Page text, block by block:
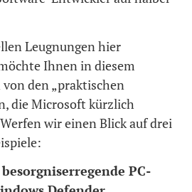
Leugnungen hier
Ihnen in diesem
den „praktischen
die Microsoft kürzlich
wir einen Blick auf drei
PC-